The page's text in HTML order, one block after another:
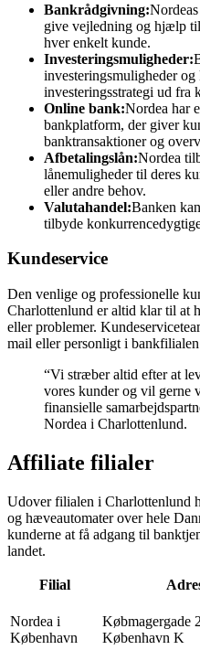
Bankrådgivning:
give vejledning og hjælp
hver enkelt kunde.
Investeringsmuligheder:
investeringsmuligheder
investeringsstrategi ud fra
Online bank:Nordea har
bankplatform, der giver
banktransaktioner og
Afbetalingslån:Nordea
lånemuligheder til deres
eller andre behov.
Valutahandel:Banken
tilbyde
Kundeservice
Den venlige og professionelle
Charlottenlund er altid klar til at
eller problemer.
mail eller personligt i
“Vi stræber altid efter at
vores kunder og vil gerne
finansielle
Nordea i Charlottenlund.
Affiliate filialer
Udover filialen i Charlottenlund
og hæveautomater over hele
kunderne at få adgang til
landet.
Filial
Nordea i
København
Købmagergade
København K